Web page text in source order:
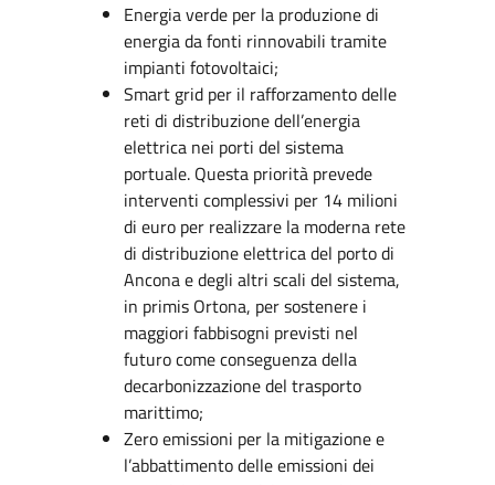
Energia verde per la produzione di
energia da fonti rinnovabili tramite
impianti fotovoltaici;
Smart grid per il rafforzamento delle
reti di distribuzione dell’energia
elettrica nei porti del sistema
portuale. Questa priorità prevede
interventi complessivi per 14 milioni
di euro per realizzare la moderna rete
di distribuzione elettrica del porto di
Ancona e degli altri scali del sistema,
in primis Ortona, per sostenere i
maggiori fabbisogni previsti nel
futuro come conseguenza della
decarbonizzazione del trasporto
marittimo;
Zero emissioni per la mitigazione e
l’abbattimento delle emissioni dei